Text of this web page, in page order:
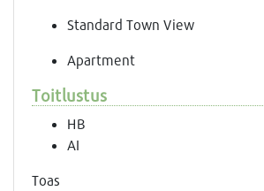
Standard Town View
Apartment
Toitlustus
HB
AI
Toas